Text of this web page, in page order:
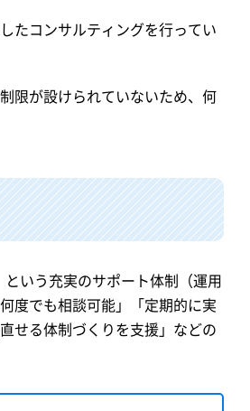
たコンサルティングを行ってい
限が設けられていないため、何
いう充実のサポート体制（運用
度でも相談可能」「定期的に実
せる体制づくりを支援」などの